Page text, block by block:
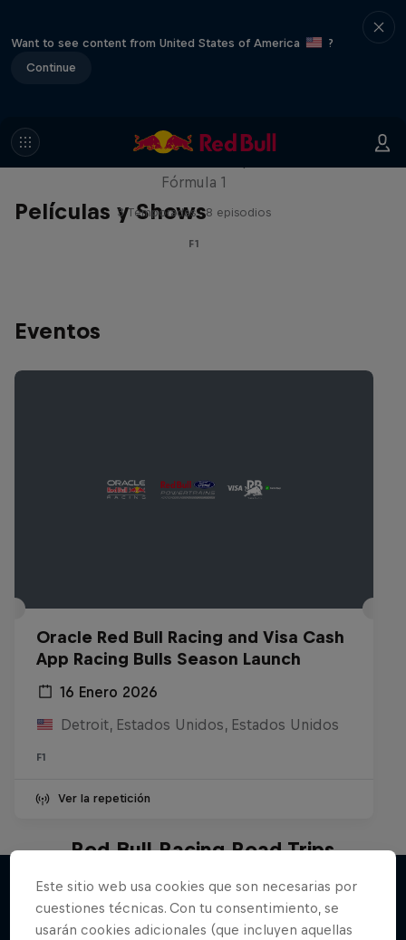
Want to see content from United States of America
?
Continue
Películas y Shows
Red Bull Racing Road Trips
Fórmula 1
3 Temporadas · 8 episodios
F1
Eventos
Oracle Red Bull Racing and Visa Cash
App Racing Bulls Season Launch
16 Enero 2026
Detroit, Estados Unidos, Estados Unidos
F1
Ver la repetición
Más contenidos similares
Red Bull Racing Road Trips
Recorre el mundo con los pilotos de la Fórmula
1
3 Temporadas · 8 episodios
Este sitio web usa cookies que son necesarias por
cuestiones técnicas. Con tu consentimiento, se
usarán cookies adicionales (que incluyen aquellas